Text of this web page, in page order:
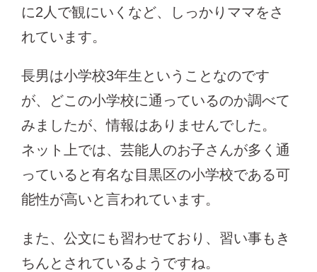
に2人で観にいくなど、しっかりママをさ
れています。
長男は小学校3年生ということなのです
が、どこの小学校に通っているのか調べて
みましたが、情報はありませんでした。
ネット上では、芸能人のお子さんが多く通
っていると有名な目黒区の小学校である可
能性が高いと言われています。
また、公文にも習わせており、習い事もき
ちんとされているようですね。